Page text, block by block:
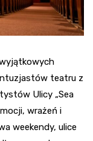
teatru z
Ulicy „Sea
wrażeń i
weekendy, ulice